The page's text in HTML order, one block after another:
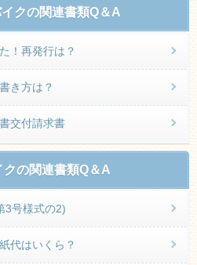
クの関連書類Q＆A
！再発行は？
き方は？
交付請求書
の関連書類Q＆A
3号様式の2)
代はいくら？